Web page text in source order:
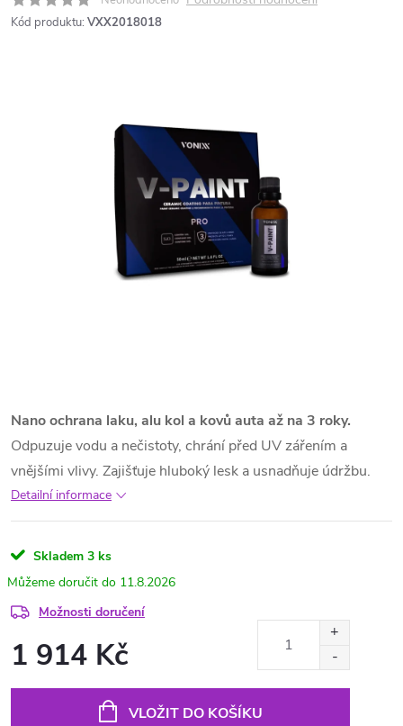
Kód produktu: VXX2018018
Nano ochrana laku, alu kol a kovů auta až na 3 roky.
Odpuzuje vodu a nečistoty, chrání před UV zářením a
vnějšími vlivy. Zajišťuje hluboký lesk a usnadňuje údržbu.
Detailní informace
Skladem 3 ks
11.8.2026
Možnosti doručení
1 914 Kč
VLOŽIT DO KOŠÍKU